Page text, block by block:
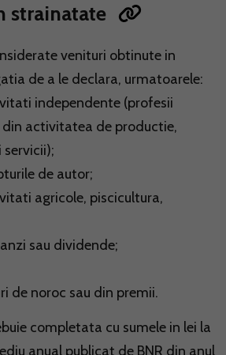
strainatate
venituri obtinute in
de a le declara, urmatoarele:
independente (profesii
din activitatea de productie,
de autor;
agricole, piscicultura,
sau dividende;
de noroc sau din premii.
completata cu sumele in lei la
anual publicat de BNR din anul